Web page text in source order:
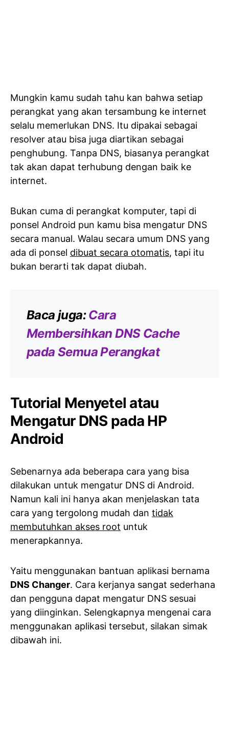
Mungkin kamu sudah tahu kan bahwa setiap
perangkat yang akan tersambung ke internet
selalu memerlukan DNS. Itu dipakai sebagai
resolver atau bisa juga diartikan sebagai
penghubung. Tanpa DNS, biasanya perangkat
tak akan dapat terhubung dengan baik ke
internet.
Bukan cuma di perangkat komputer, tapi di
ponsel Android pun kamu bisa mengatur DNS
secara manual. Walau secara umum DNS yang
ada di ponsel dibuat secara otomatis, tapi itu
bukan berarti tak dapat diubah.
Baca juga:Cara
Membersihkan DNS Cache
pada Semua Perangkat
Tutorial Menyetel atau
Mengatur DNS pada HP
Android
Sebenarnya ada beberapa cara yang bisa
dilakukan untuk mengatur DNS di Android.
Namun kali ini hanya akan menjelaskan tata
cara yang tergolong mudah dan tidak
membutuhkan akses root untuk
menerapkannya.
Yaitu menggunakan bantuan aplikasi bernama
DNS Changer. Cara kerjanya sangat sederhana
dan pengguna dapat mengatur DNS sesuai
yang diinginkan. Selengkapnya mengenai cara
menggunakan aplikasi tersebut, silakan simak
dibawah ini.